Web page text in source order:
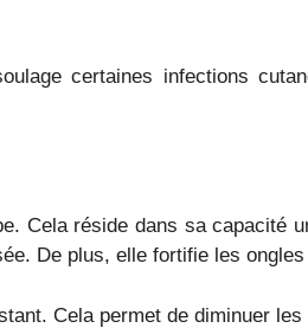
certaines infections
Cela réside dans sa
De plus, elle fortifie les
Cela permet de diminuer